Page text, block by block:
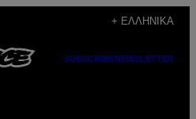
+ ΕΛΛΗΝΙΚΆ
SUBSCRIBENEWSLETTER